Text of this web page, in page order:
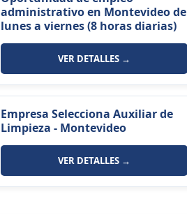
administrativo en Montevideo de
lunes a viernes (8 horas diarias)
VER DETALLES →
Empresa Selecciona Auxiliar de
Limpieza - Montevideo
VER DETALLES →